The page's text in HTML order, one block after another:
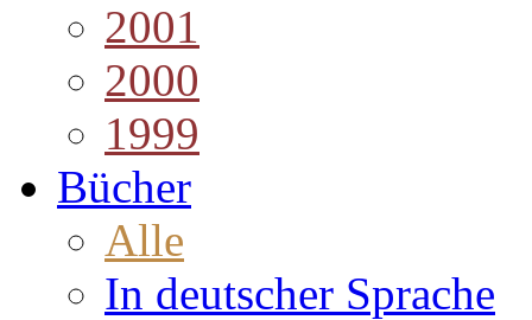
2001
2000
1999
Bücher
Alle
In deutscher Sprache